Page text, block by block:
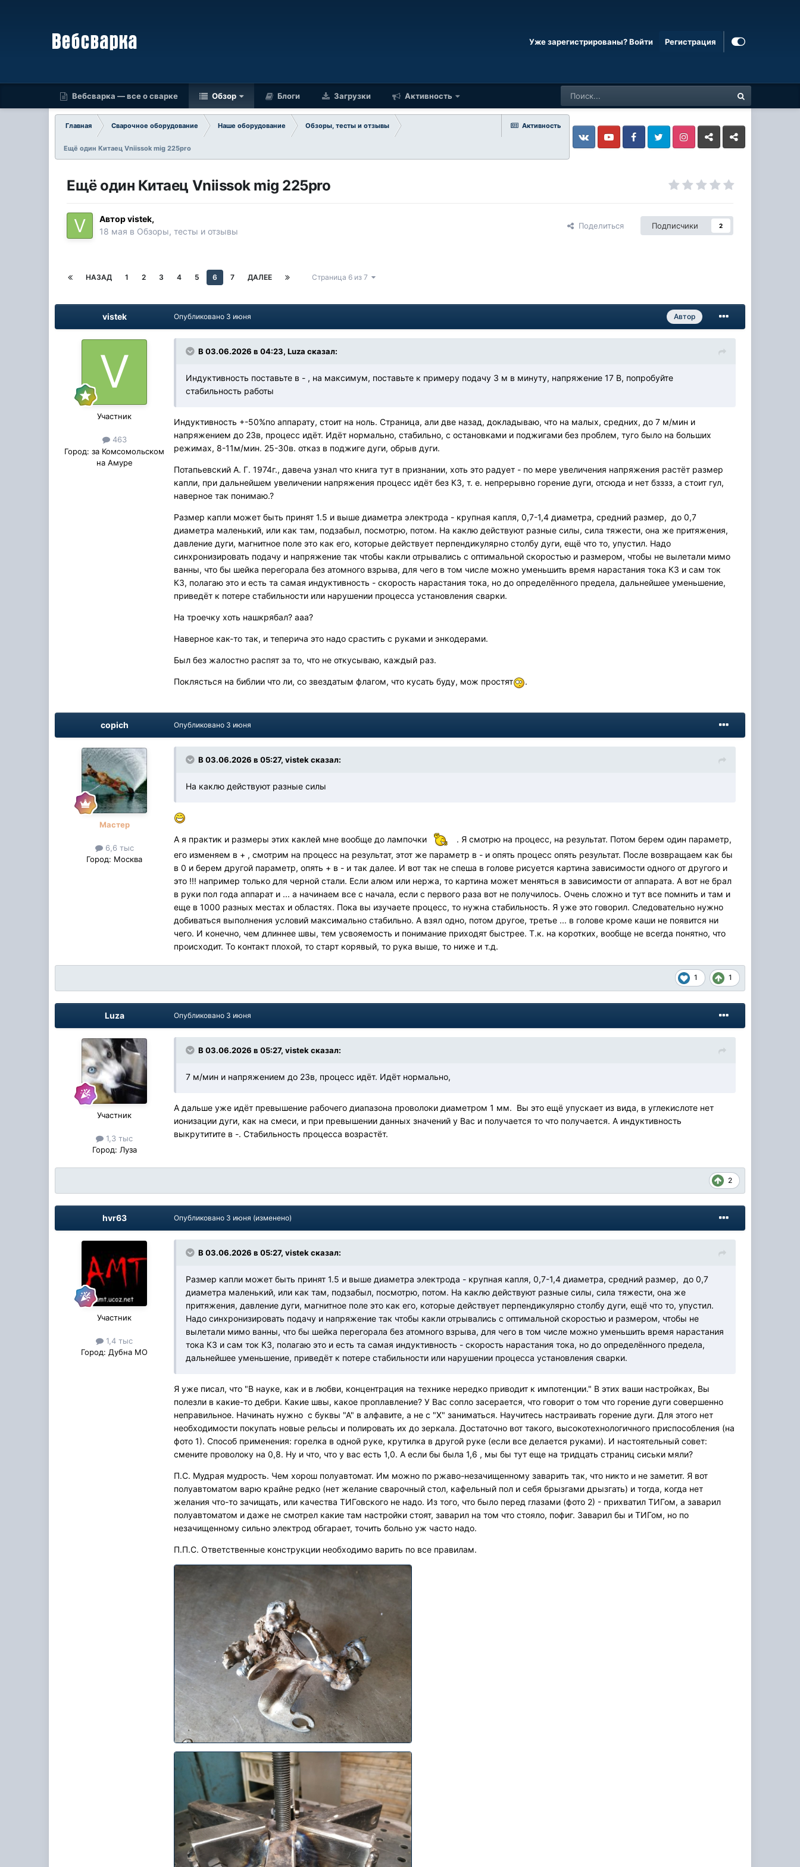
Уже зарегистрированы? Войти Регистрация
Вебсварка — все о сварке Обзор Блоги Загрузки Активность
Активность
Главная Сварочное оборудование Наше оборудование Обзоры, тесты и отзывы
Ещё один Китаец Vniissok mig 225pro VkontakteYouTube FacebookTwitter InstagramLivejournalOdnoklassniki
Ещё один Китаец Vniissok mig 225pro
Авторvistek,
18 мая в Обзоры, тесты и отзывы
Поделиться Подписчики 2
НАЗАД 1 2 3 4 5 6 7 ДАЛЕЕ Страница 6 из 7
vistek
Участник
463
Город: за Комсомольском
на Амуре
Автор
Опубликовано 3 июня
В 03.06.2026 в 04:23,Luza сказал:
Индуктивность поставьте в - , на максимум, поставьте к примеру подачу 3 м в минуту, напряжение 17 В, попробуйте
стабильность работы
Индуктивность +-50%по аппарату, стоит на ноль. Страница, али две назад, докладываю, что на малых, средних, до 7 м/мин и
напряжением до 23в, процесс идёт. Идёт нормально, стабильно, с остановками и поджигами без проблем, туго было на больших
режимах, 8-11м/мин. 25-30в. отказ в поджиге дуги, обрыв дуги.
Потапьевский А. Г. 1974г., давеча узнал что книга тут в признании, хоть это радует - по мере увеличения напряжения растёт размер
капли, при дальнейшем увеличении напряжения процесс идёт без КЗ, т. е. непрерывно горение дуги, отсюда и нет бзззз, а стоит гул,
наверное так понимаю.?
Размер капли может быть принят 1.5 и выше диаметра электрода - крупная капля, 0,7-1,4 диаметра, средний размер, до 0,7
диаметра маленький, или как там, подзабыл, посмотрю, потом. На каклю действуют разные силы, сила тяжести, она же притяжения,
давление дуги, магнитное поле это как его, которые действует перпендикулярно столбу дуги, ещё что то, упустил. Надо
синхронизировать подачу и напряжение так чтобы какли отрывались с оптимальной скоростью и размером, чтобы не вылетали мимо
ванны, что бы шейка перегорала без атомного взрыва, для чего в том числе можно уменьшить время нарастания тока КЗ и сам ток
КЗ, полагаю это и есть та самая индуктивность - скорость нарастания тока, но до определённого предела, дальнейшее уменьшение,
приведёт к потере стабильности или нарушении процесса установления сварки.
На троечку хоть нашкрябал? ааа?
Наверное как-то так, и теперича это надо срастить с руками и энкодерами.
Был без жалостно распят за то, что не откусываю, каждый раз.
Поклясться на библии что ли, со звездатым флагом, что кусать буду, мож простят .
copich
Мастер
6,6 тыс
Город: Москва
Опубликовано 3 июня
В 03.06.2026 в 05:27,vistek сказал:
На каклю действуют разные силы
А я практик и размеры этих каклей мне вообще до лампочки
. Я смотрю на процесс, на результат. Потом берем один параметр,
его изменяем в + , смотрим на процесс на результат, этот же параметр в - и опять процесс опять результат. После возвращаем как бы
в 0 и берем другой параметр, опять + в - и так далее. И вот так не спеша в голове рисуется картина зависимости одного от другого и
это !!! например только для черной стали. Если алюм или нержа, то картина может меняться в зависимости от аппарата. А вот не брал
в руки пол года аппарат и ... а начинаем все с начала, если с первого раза вот не получилось. Очень сложно и тут все помнить и там и
еще в 1000 разных местах и областях. Пока вы изучаете процесс, то нужна стабильность. Я уже это говорил. Следовательно нужно
добиваться выполнения условий максимально стабильно. А взял одно, потом другое, третье ... в голове кроме каши не появится ни
чего. И конечно, чем длиннее швы, тем усвояемость и понимание приходят быстрее. Т.к. на коротких, вообще не всегда понятно, что
происходит. То контакт плохой, то старт корявый, то рука выше, то ниже и т.д.
1 1
Luza
Участник
1,3 тыс
Город: Луза
Опубликовано 3 июня
В 03.06.2026 в 05:27,vistek сказал:
7 м/мин и напряжением до 23в, процесс идёт. Идёт нормально,
А дальше уже идёт превышение рабочего диапазона проволоки диаметром 1 мм. Вы это ещё упускает из вида, в углекислоте нет
ионизации дуги, как на смеси, и при превышении данных значений у Вас и получается то что получается. А индуктивность
выкрутитите в -. Стабильность процесса возрастёт.
2
hvr63
Участник
1,4 тыс
Город: Дубна МО
Опубликовано 3 июня (изменено)
В 03.06.2026 в 05:27,vistek сказал:
Размер капли может быть принят 1.5 и выше диаметра электрода - крупная капля, 0,7-1,4 диаметра, средний размер, до 0,7
диаметра маленький, или как там, подзабыл, посмотрю, потом. На каклю действуют разные силы, сила тяжести, она же
притяжения, давление дуги, магнитное поле это как его, которые действует перпендикулярно столбу дуги, ещё что то, упустил.
Надо синхронизировать подачу и напряжение так чтобы какли отрывались с оптимальной скоростью и размером, чтобы не
вылетали мимо ванны, что бы шейка перегорала без атомного взрыва, для чего в том числе можно уменьшить время нарастания
тока КЗ и сам ток КЗ, полагаю это и есть та самая индуктивность - скорость нарастания тока, но до определённого предела,
дальнейшее уменьшение, приведёт к потере стабильности или нарушении процесса установления сварки.
Я уже писал, что "В науке, как и в любви, концентрация на технике нередко приводит к импотенции." В этих ваши настройках, Вы
полезли в какие-то дебри. Какие швы, какое проплавление? У Вас сопло засерается, что говорит о том что горение дуги совершенно
неправильное. Начинать нужно с буквы "А" в алфавите, а не с "Х" заниматься. Научитесь настраивать горение дуги. Для этого нет
необходимости покупать новые рельсы и полировать их до зеркала. Достаточно вот такого, высокотехнологичного приспособления (на
фото 1). Способ применения: горелка в одной руке, крутилка в другой руке (если все делается руками). И настоятельный совет:
смените проволоку на 0,8. Ну и что, что у вас есть 1,0. А если бы была 1,6 , мы бы тут еще на тридцать страниц сиськи мяли?
П.С. Мудрая мудрость. Чем хорош полуавтомат. Им можно по ржаво-незачищенному заварить так, что никто и не заметит. Я вот
полуавтоматом варю крайне редко (нет желание сварочный стол, кафельный пол и себя брызгами дрызгать) и тогда, когда нет
желания что-то зачищать, или качества ТИГовского не надо. Из того, что было перед глазами (фото 2) - прихватил ТИГом, а заварил
полуавтоматом и даже не смотрел какие там настройки стоят, заварил на том что стояло, пофиг. Заварил бы и ТИГом, но по
незачищенному сильно электрод обгарает, точить больно уж часто надо.
П.П.С. Ответственные конструкции необходимо варить по все правилам.